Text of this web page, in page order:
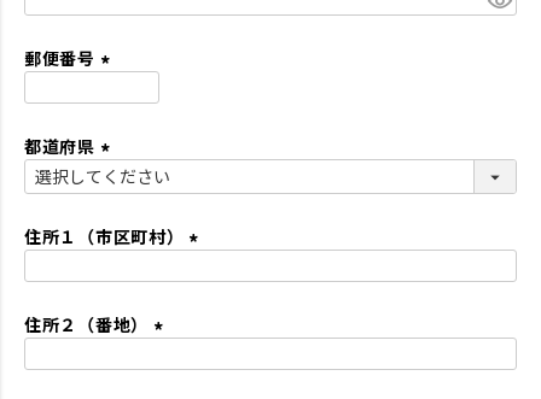
郵便番号
須
)
都道府県
(
須
住所１（市区町村）
住所２（番地）